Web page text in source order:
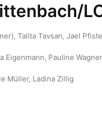
Talita Tavsan, Jael
Eigenmann, Pauline
Müller, Ladina Zillig